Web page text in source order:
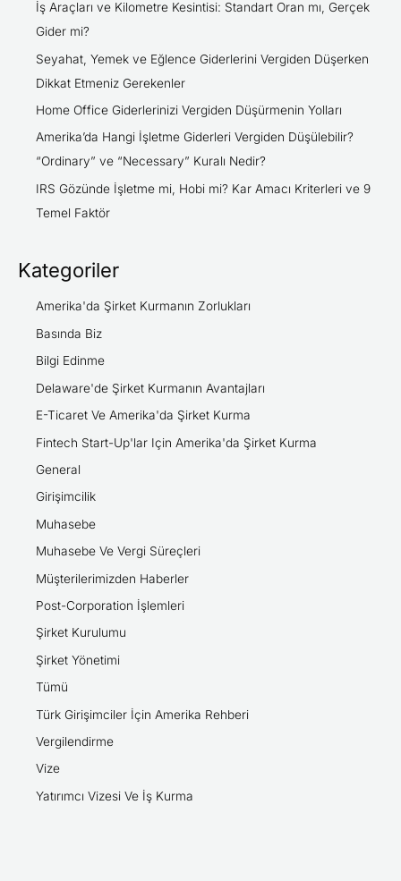
İş Araçları ve Kilometre Kesintisi: Standart Oran mı, Gerçek
Gider mi?
Seyahat, Yemek ve Eğlence Giderlerini Vergiden Düşerken
Dikkat Etmeniz Gerekenler
Home Office Giderlerinizi Vergiden Düşürmenin Yolları
Amerika’da Hangi İşletme Giderleri Vergiden Düşülebilir?
“Ordinary” ve “Necessary” Kuralı Nedir?
IRS Gözünde İşletme mi, Hobi mi? Kar Amacı Kriterleri ve 9
Temel Faktör
Kategoriler
Amerika'da Şirket Kurmanın Zorlukları
Basında Biz
Bilgi Edinme
Delaware'de Şirket Kurmanın Avantajları
E-Ticaret Ve Amerika'da Şirket Kurma
Fintech Start-Up'lar Için Amerika'da Şirket Kurma
General
Girişimcilik
Muhasebe
Muhasebe Ve Vergi Süreçleri
Müşterilerimizden Haberler
Post-Corporation İşlemleri
Şirket Kurulumu
Şirket Yönetimi
Tümü
Türk Girişimciler İçin Amerika Rehberi
Vergilendirme
Vize
Yatırımcı Vizesi Ve İş Kurma